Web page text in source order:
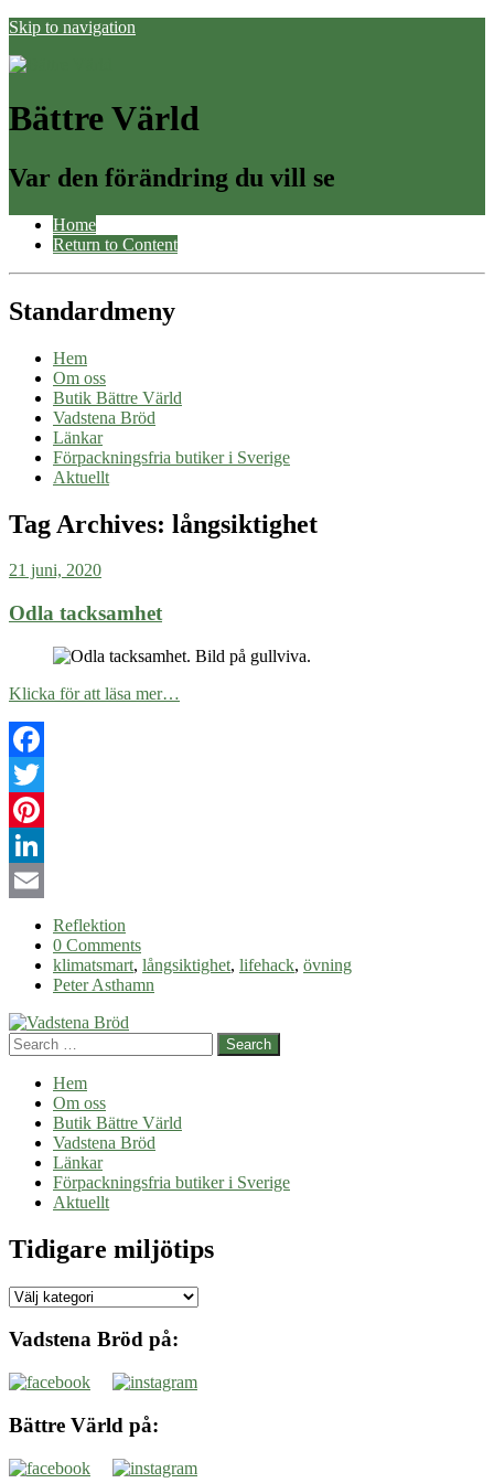
Skip to navigation
Bättre Värld
Var den förändring du vill se
Home
Return to Content
Standardmeny
Hem
Om oss
Butik Bättre Värld
Vadstena Bröd
Länkar
Förpackningsfria butiker i Sverige
Aktuellt
Tag Archives: långsiktighet
21 juni, 2020
Odla tacksamhet
Klicka för att läsa mer…
Facebook
Twitter
Pinterest
LinkedIn
Reflektion
0 Comments
klimatsmart, långsiktighet, lifehack, övning
Peter Asthamn
Search
Hem
Om oss
Butik Bättre Värld
Vadstena Bröd
Länkar
Förpackningsfria butiker i Sverige
Aktuellt
Tidigare miljötips
Tidigare
Vadstena Bröd på:
Bättre Värld på: